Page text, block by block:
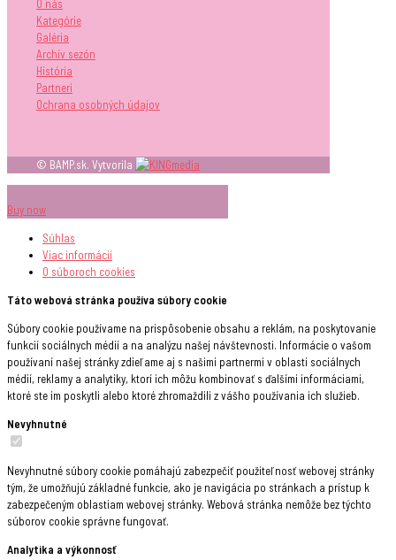
O nás
Kategórie
Galéria
Archív sezón
História
Partneri
Ochrana osobných údajov
© BAMP.sk. Vytvorila
Buy now
Súhlas
Viac informácií
O súboroch cookies
Táto webová stránka používa súbory cookie
Súbory cookie používame na prispôsobenie obsahu a reklám, na poskytovanie
funkcií sociálnych médií a na analýzu našej návštevnosti. Informácie o vašom
používaní našej stránky zdieľame aj s našimi partnermi v oblasti sociálnych
médií, reklamy a analytiky, ktorí ich môžu kombinovať s ďalšími informáciami,
ktoré ste im poskytli alebo ktoré zhromaždili z vášho používania ich služieb.
Nevyhnutné
Nevyhnutné súbory cookie pomáhajú zabezpečiť použiteľnosť webovej stránky
tým, že umožňujú základné funkcie, ako je navigácia po stránkach a prístup k
zabezpečeným oblastiam webovej stránky. Webová stránka nemôže bez týchto
súborov cookie správne fungovať.
Analytika a výkonnosť